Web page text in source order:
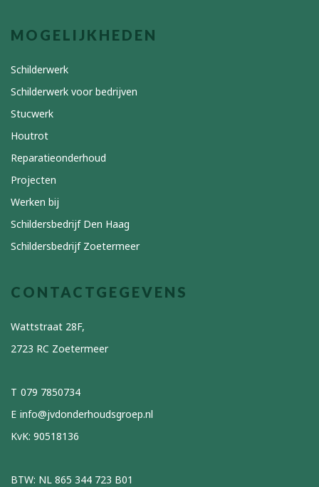
MOGELIJKHEDEN
Schilderwerk
Schilderwerk voor bedrijven
Stucwerk
Houtrot
Reparatieonderhoud
Projecten
Werken bij
Schildersbedrijf Den Haag
Schildersbedrijf Zoetermeer
CONTACTGEGEVENS
Wattstraat 28F,
2723 RC Zoetermeer
079 7850734
info@jvdonderhoudsgroep.nl
KvK: 90518136
BTW: NL 865 344 723 B01